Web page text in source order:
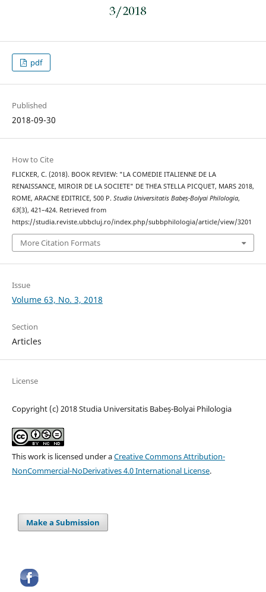
pdf
Published
2018-09-30
How to Cite
FLICKER, C. (2018). BOOK REVIEW: "LA COMEDIE ITALIENNE DE LA
RENAISSANCE, MIROIR DE LA SOCIETE" DE THEA STELLA PICQUET, MARS 2018,
ROME, ARACNE EDITRICE, 500 P. Studia Universitatis Babeș-Bolyai Philologia,
63(3), 421–424. Retrieved from
https://studia.reviste.ubbcluj.ro/index.php/subbphilologia/article/view/3201
More Citation Formats
Issue
Volume 63, No. 3, 2018
Section
Articles
License
Copyright (c) 2018 Studia Universitatis Babeș-Bolyai Philologia
This work is licensed under aCreative Commons Attribution-
NonCommercial-NoDerivatives 4.0 International License.
Make a Submission